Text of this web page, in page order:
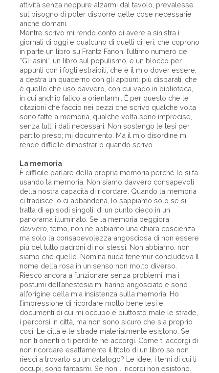
attività senza neppure alzarmi dal tavolo, prevalesse
sul bisogno di poter disporre delle cose necessarie
anche domani.
Mentre scrivo mi rendo conto di avere a sinistra i
giornali di oggi e qualcuno di quelli di ieri, che coprono
in parte un libro su Frantz Fanon, l’ultimo numero de
“Gli asini”, un libro sul populismo, e un blocco per
appunti con i fogli estraibili, che è il mio dover essere;
a destra un quaderno con gli appunti più disparati, che
è quello che uso davvero, con cui vado in biblioteca,
in cui anch’io fatico a orientarmi. È per questo che le
citazioni che faccio nei pezzi che scrivo qualche volta
sono fatte a memoria, qualche volta sono imprecise,
senza tutti i dati necessari. Non sostengo le tesi per
partito preso; mi documento. Ma il mio disordine mi
rende difficile dimostrarlo quando scrivo.
La memoria
È difficile parlare della propria memoria perché lo si fa
usando la memoria. Non siamo davvero consapevoli
della nostra capacità di ricordare. Quando la memoria
ci tradisce, o ci abbandona, lo sappiamo solo se si
tratta di episodi singoli, di un punto cieco in un
panorama illuminato. Se la memoria peggiora
davvero, temo, non ne abbiamo una chiara coscienza
ma solo la consapevolezza angosciosa di non essere
più del tutto padroni di noi stessi. Non abbiamo, non
siamo che quello. Nomina nuda tenemur concludeva Il
nome della rosa in un senso non molto diverso.
Riesco ancora a funzionare senza problemi, ma i
postumi dell’anestesia mi hanno angosciato e sono
all’origine della mia insistenza sulla memoria. Ho
l’impressione di ricordare molto bene tesi e
documenti di cui mi occupo e piuttosto male le strade,
i percorsi in città, ma non sono sicuro che sia proprio
così. Le città e le strade materialmente esistono. Se
non ti orienti o ti perdi te ne accorgi. Come ti accorgi di
non ricordare esattamente il titolo di un libro se non
riesci a trovarlo su un catalogo? Le idee, i temi di cui ti
occupi, sono fantasmi. Se non li ricordi non esistono.